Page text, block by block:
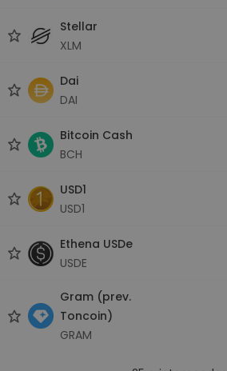
Stellar
XLM
Dai
DAI
Bitcoin Cash
BCH
USD1
USD1
Ethena USDe
USDE
Gram (prev.
Toncoin)
GRAM